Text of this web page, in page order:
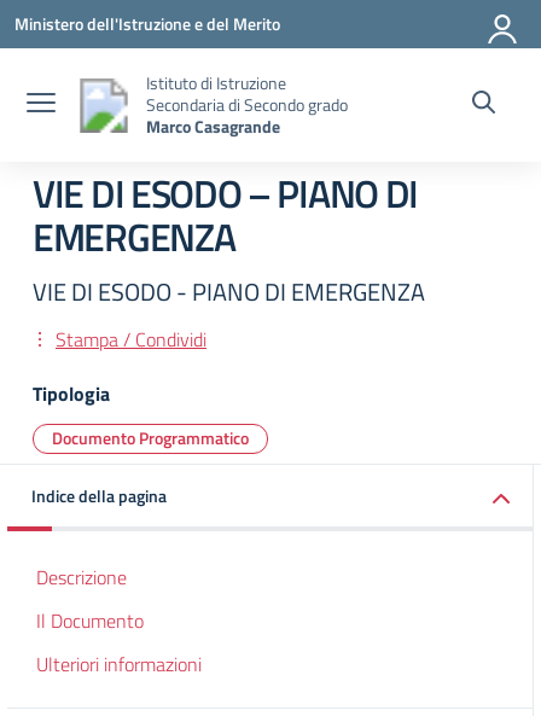
Vai ai contenuti
Vai al menu di navigazione
Vai al footer
Ministero dell'Istruzione e del Merito
Istituto di Istruzione
Secondaria di Secondo grado
Marco Casagrande
VIE DI ESODO – PIANO DI
EMERGENZA
VIE DI ESODO - PIANO DI EMERGENZA
Stampa / Condividi
Tipologia
Documento Programmatico
Indice della pagina
Descrizione
Il Documento
Ulteriori informazioni